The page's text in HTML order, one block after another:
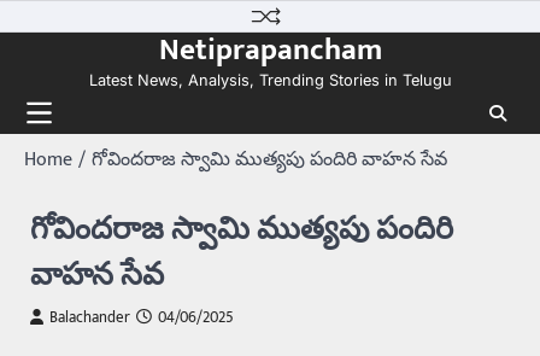
to
Netiprapancham
Latest News, Analysis, Trending Stories in Telugu
Home గోవిందరాజ స్వామి ముత్యపు పందిరి వాహన సేవ
గోవిందరాజ స్వామి ముత్యపు పందిరి
వాహన సేవ
Balachander 04/06/2025